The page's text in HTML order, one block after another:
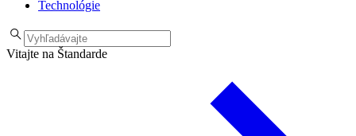
Technológie
Vitajte na Štandarde